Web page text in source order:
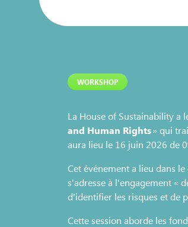
WORKSHOP
La House of Sustainability a
and Human Rights» qui
aura lieu le 16 juin 2026 de
Cet événement a lieu dans
s'adresse à l'engagement «
d'identifier les risques et de
Cette session aborde les